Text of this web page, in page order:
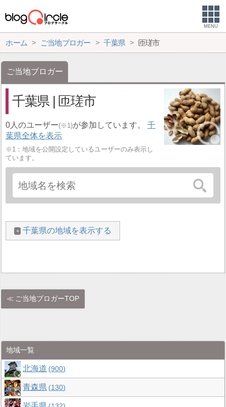
MENU
ホーム ご当地ブロガー 千葉県 匝瑳市
ご当地ブロガー
千葉県 | 匝瑳市
0人のユーザー(※1)が参加しています。千
葉県全体を表示
※1：地域を公開設定しているユーザーのみ表示し
ています。
千葉県の地域を表示する
ご当地ブロガーTOP
地域一覧
北海道 900
青森県 130